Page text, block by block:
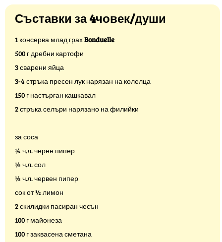
Съставки за 4човек/души
1 консерва млад грахBonduelle
500 г дребни картофи
3 сварени яйца
3-4 стръка пресен лук нарязан на колелца
150 г настърган кашкавал
2 стръка селъри нарязано на филийки
за соса
¼ ч.л. черен пипер
½ ч.л. сол
½ ч.л. червен пипер
сок от ½ лимон
2 скилидки пасиран чесън
100 г майонеза
100 г заквасена сметана